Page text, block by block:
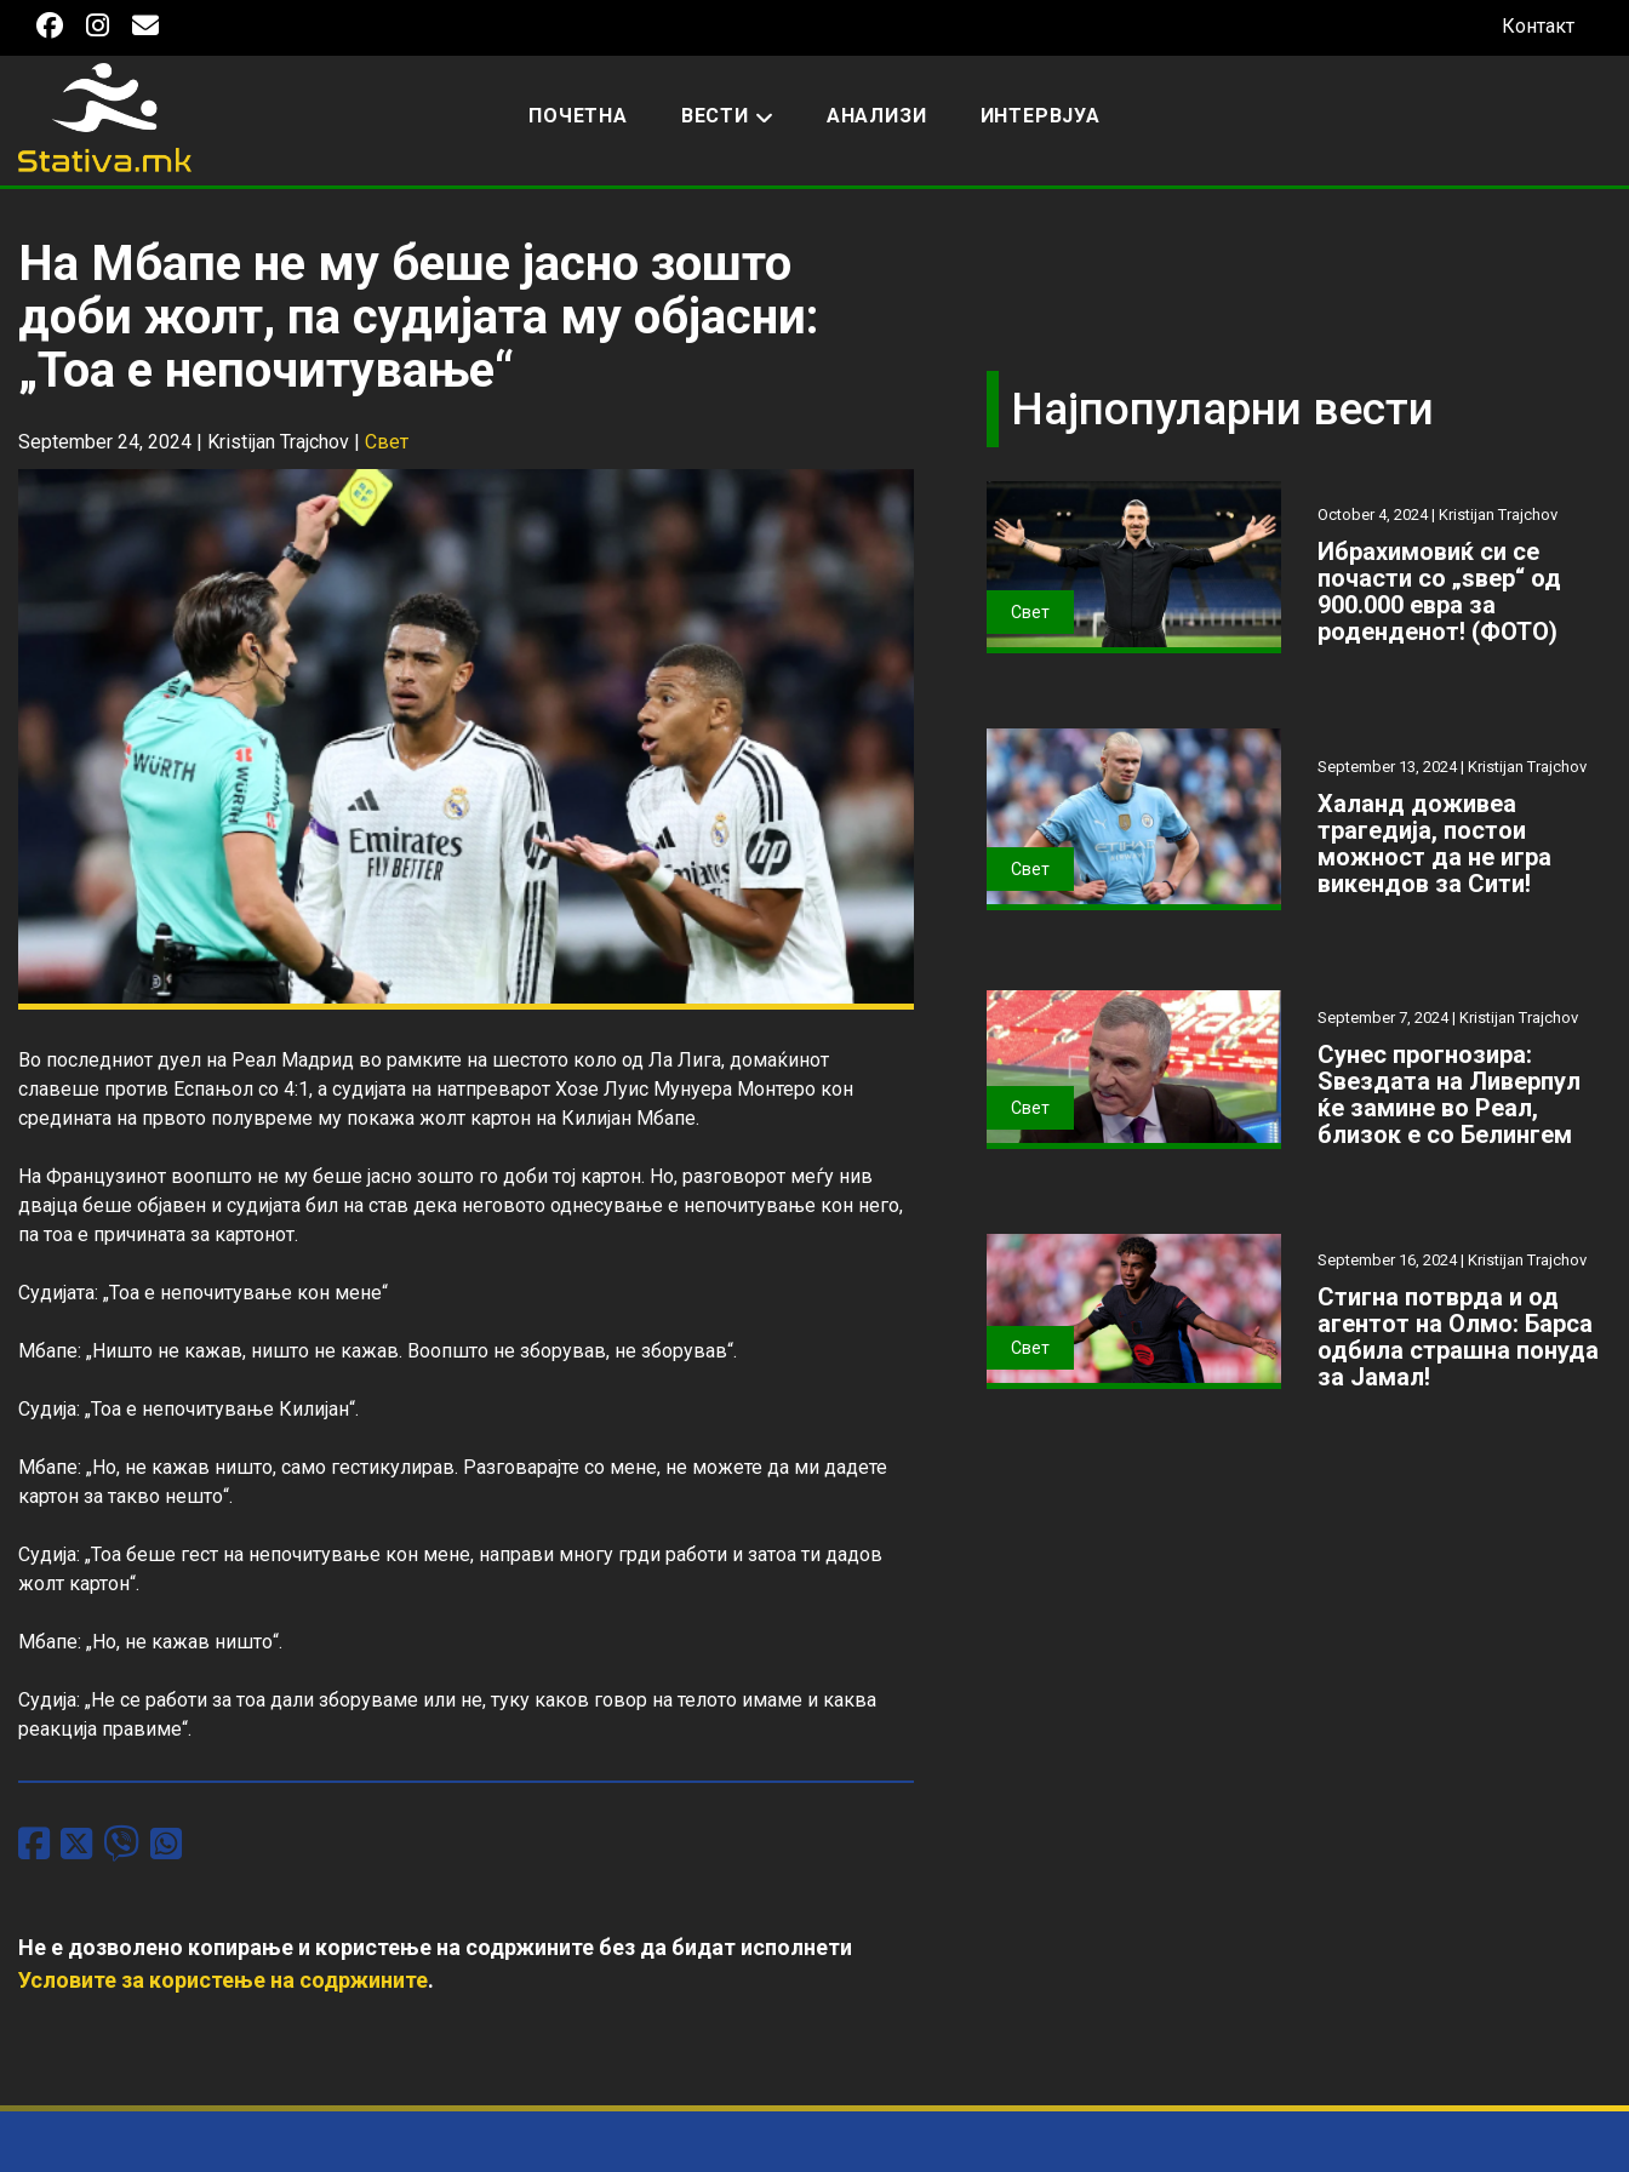
Контакт
ПОЧЕТНА ВЕСТИ АНАЛИЗИ ИНТЕРВЈУА
На Мбапе не му беше јасно зошто
доби жолт, па судијата му објасни:
„Тоа е непочитување“
September 24, 2024 | Kristijan Trajchov | Свет
Во последниот дуел на Реал Мадрид во рамките на шестото коло од Ла Лига, домаќинот
славеше против Еспањол со 4:1, а судијата на натпреварот Хозе Луис Мунуера Монтеро кон
средината на првото полувреме му покажа жолт картон на Килијан Мбапе.
На Французинот воопшто не му беше јасно зошто го доби тој картон. Но, разговорот меѓу нив
двајца беше објавен и судијата бил на став дека неговото однесување е непочитување кон него,
па тоа е причината за картонот.
Судијата: „Тоа е непочитување кон мене“
Мбапе: „Ништо не кажав, ништо не кажав. Воопшто не зборував, не зборував“.
Судија: „Тоа е непочитување Килијан“.
Мбапе: „Но, не кажав ништо, само гестикулирав. Разговарајте со мене, не можете да ми дадете
картон за такво нешто“.
Судија: „Тоа беше гест на непочитување кон мене, направи многу грди работи и затоа ти дадов
жолт картон“.
Мбапе: „Но, не кажав ништо“.
Судија: „Не се работи за тоа дали зборуваме или не, туку каков говор на телото имаме и каква
реакција правиме“.
Не е дозволено копирање и користење на содржините без да бидат исполнети
Условите за користење на содржините.
Најпопуларни вести
Свет
October 4, 2024 | Kristijan Trajchov
Ибрахимовиќ си се
почасти со „ѕвер“ од
900.000 евра за
роденденот! (ФОТО)
Свет
September 13, 2024 | Kristijan Trajchov
Халанд доживеа
трагедија, постои
можност да не игра
викендов за Сити!
Свет
September 7, 2024 | Kristijan Trajchov
Сунес прогнозира:
Ѕвездата на Ливерпул
ќе замине во Реал,
близок е со Белингем
Свет
September 16, 2024 | Kristijan Trajchov
Стигна потврда и од
агентот на Олмо: Барса
одбила страшна понуда
за Јамал!